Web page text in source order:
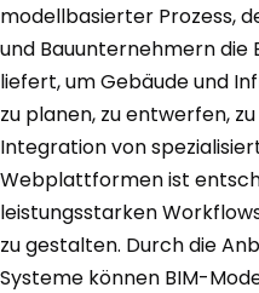
modellbasierter Prozess,
und Bauunternehmern die
liefert, um Gebäude und
zu planen, zu entwerfen,
Integration von
Webplattformen ist
leistungsstarken
zu gestalten. Durch die
Systeme können BIM-